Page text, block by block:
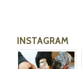
INSTAGRAM